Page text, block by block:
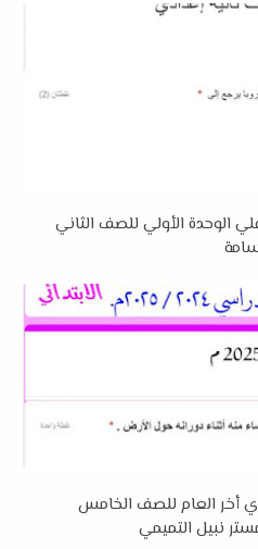
الوحدة الأولي للصف الثاني
أخر العام للصف الخامس